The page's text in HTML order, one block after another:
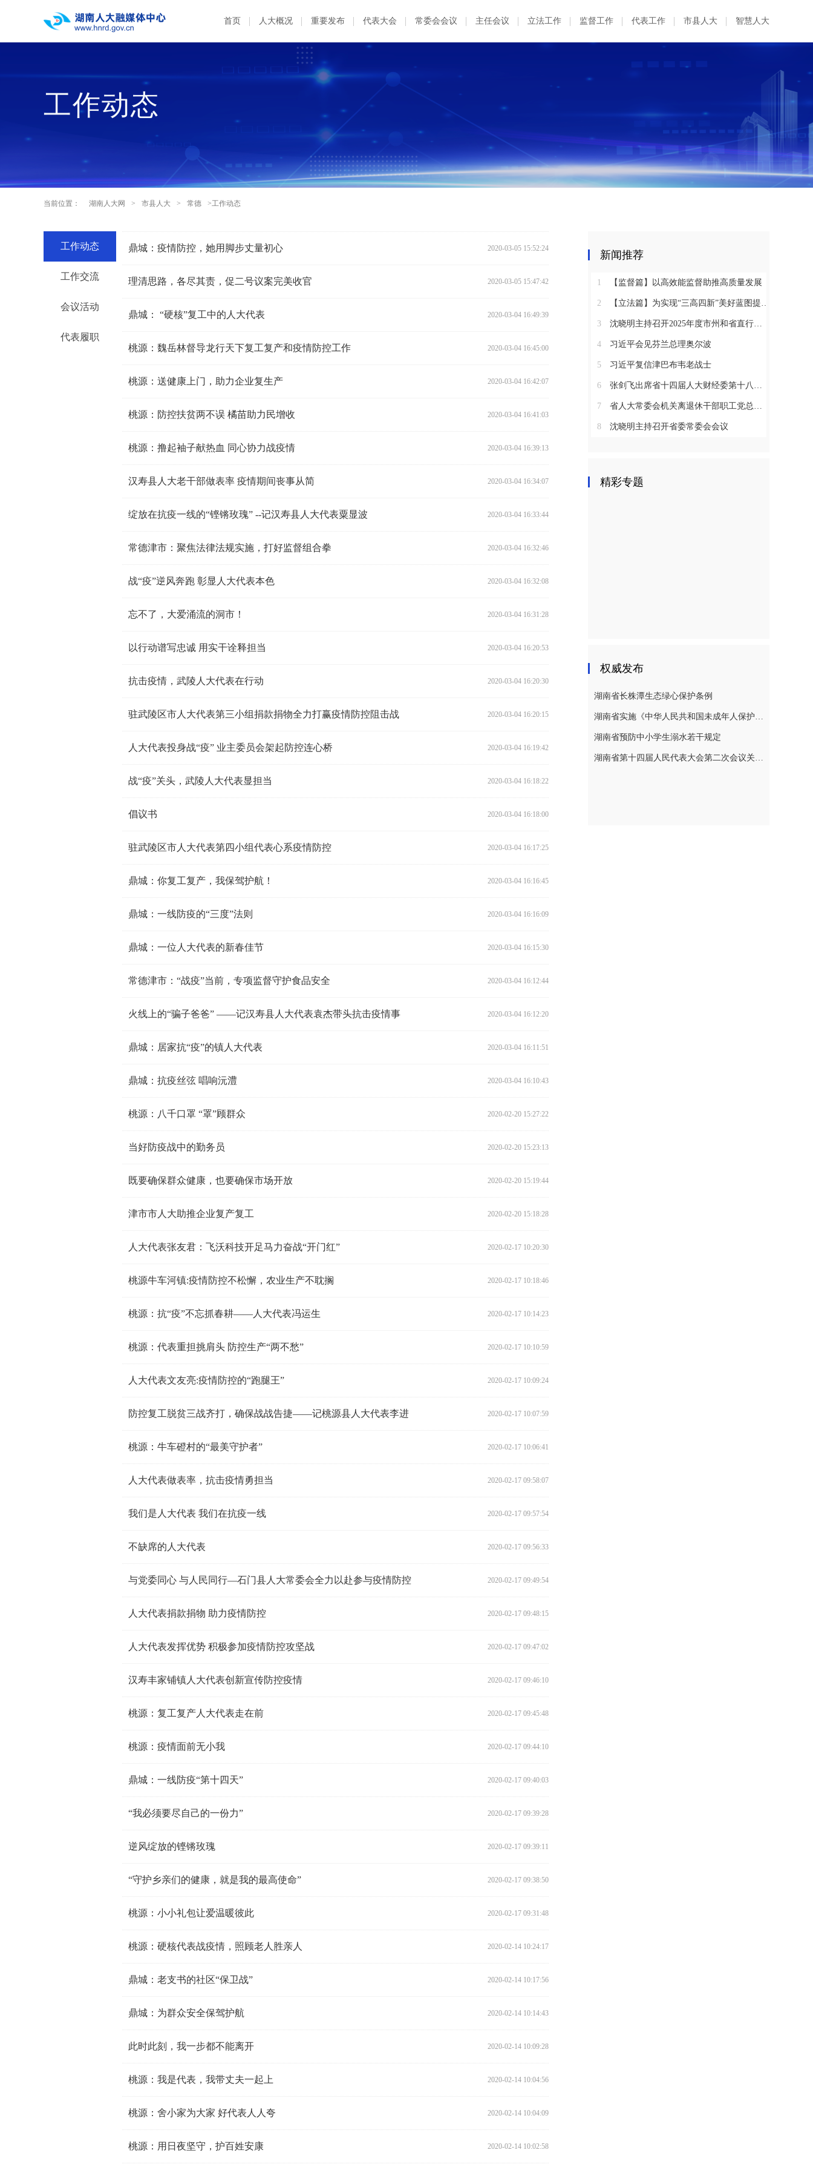
首页 人大概况 重要发布 代表大会 常委会会议 主任会议 立法工作 监督工作 代表工作 市县人大 智慧人大
工作动态
当前位置： 湖南人大网 > 市县人大 > 常德 >工作动态
工作动态
工作交流
会议活动
代表履职
鼎城：疫情防控，她用脚步丈量初心 2020-03-05 15:52:24
理清思路，各尽其责，促二号议案完美收官 2020-03-05 15:47:42
鼎城： “硬核”复工中的人大代表 2020-03-04 16:49:39
桃源：魏岳林督导龙行天下复工复产和疫情防控工作 2020-03-04 16:45:00
桃源：送健康上门，助力企业复生产 2020-03-04 16:42:07
桃源：防控扶贫两不误 橘苗助力民增收 2020-03-04 16:41:03
桃源：撸起袖子献热血 同心协力战疫情 2020-03-04 16:39:13
汉寿县人大老干部做表率 疫情期间丧事从简 2020-03-04 16:34:07
绽放在抗疫一线的“铿锵玫瑰” --记汉寿县人大代表粟显波 2020-03-04 16:33:44
常德津市：聚焦法律法规实施，打好监督组合拳 2020-03-04 16:32:46
战“疫”逆风奔跑 彰显人大代表本色 2020-03-04 16:32:08
忘不了，大爱涌流的洞市！ 2020-03-04 16:31:28
以行动谱写忠诚 用实干诠释担当 2020-03-04 16:20:53
抗击疫情，武陵人大代表在行动 2020-03-04 16:20:30
驻武陵区市人大代表第三小组捐款捐物全力打赢疫情防控阻击战 2020-03-04 16:20:15
人大代表投身战“疫” 业主委员会架起防控连心桥 2020-03-04 16:19:42
战“疫”关头，武陵人大代表显担当 2020-03-04 16:18:22
倡议书 2020-03-04 16:18:00
驻武陵区市人大代表第四小组代表心系疫情防控 2020-03-04 16:17:25
鼎城：你复工复产，我保驾护航！ 2020-03-04 16:16:45
鼎城：一线防疫的“三度”法则 2020-03-04 16:16:09
鼎城：一位人大代表的新春佳节 2020-03-04 16:15:30
常德津市：“战疫”当前，专项监督守护食品安全 2020-03-04 16:12:44
火线上的“骗子爸爸” ——记汉寿县人大代表袁杰带头抗击疫情事 2020-03-04 16:12:20
鼎城：居家抗“疫”的镇人大代表 2020-03-04 16:11:51
鼎城：抗疫丝弦 唱响沅澧 2020-03-04 16:10:43
桃源：八千口罩 “罩”顾群众 2020-02-20 15:27:22
当好防疫战中的勤务员 2020-02-20 15:23:13
既要确保群众健康，也要确保市场开放 2020-02-20 15:19:44
津市市人大助推企业复产复工 2020-02-20 15:18:28
人大代表张友君：飞沃科技开足马力奋战“开门红” 2020-02-17 10:20:30
桃源牛车河镇:疫情防控不松懈，农业生产不耽搁 2020-02-17 10:18:46
桃源：抗“疫”不忘抓春耕——人大代表冯运生 2020-02-17 10:14:23
桃源：代表重担挑肩头 防控生产“两不愁” 2020-02-17 10:10:59
人大代表文友亮:疫情防控的“跑腿王” 2020-02-17 10:09:24
防控复工脱贫三战齐打，确保战战告捷——记桃源县人大代表李进 2020-02-17 10:07:59
桃源：牛车磴村的“最美守护者” 2020-02-17 10:06:41
人大代表做表率，抗击疫情勇担当 2020-02-17 09:58:07
我们是人大代表 我们在抗疫一线 2020-02-17 09:57:54
不缺席的人大代表 2020-02-17 09:56:33
与党委同心 与人民同行—石门县人大常委会全力以赴参与疫情防控 2020-02-17 09:49:54
人大代表捐款捐物 助力疫情防控 2020-02-17 09:48:15
人大代表发挥优势 积极参加疫情防控攻坚战 2020-02-17 09:47:02
汉寿丰家铺镇人大代表创新宣传防控疫情 2020-02-17 09:46:10
桃源：复工复产人大代表走在前 2020-02-17 09:45:48
桃源：疫情面前无小我 2020-02-17 09:44:10
鼎城：一线防疫“第十四天” 2020-02-17 09:40:03
“我必须要尽自己的一份力” 2020-02-17 09:39:28
逆风绽放的铿锵玫瑰 2020-02-17 09:39:11
“守护乡亲们的健康，就是我的最高使命” 2020-02-17 09:38:50
桃源：小小礼包让爱温暖彼此 2020-02-17 09:31:48
桃源：硬核代表战疫情，照顾老人胜亲人 2020-02-14 10:24:17
鼎城：老支书的社区“保卫战” 2020-02-14 10:17:56
鼎城：为群众安全保驾护航 2020-02-14 10:14:43
此时此刻，我一步都不能离开 2020-02-14 10:09:28
桃源：我是代表，我带丈夫一起上 2020-02-14 10:04:56
桃源：舍小家为大家 好代表人人夸 2020-02-14 10:04:09
桃源：用日夜坚守，护百姓安康 2020-02-14 10:02:58
新闻推荐
1 【监督篇】以高效能监督助推高质量发展
2 【立法篇】为实现“三高四新”美好蓝图提供坚实法治保障
3 沈晓明主持召开2025年度市州和省直行业系统党（工）委书记抓基层党建工作述职评议会议
4 习近平会见芬兰总理奥尔波
5 习近平复信津巴布韦老战士
6 张剑飞出席省十四届人大财经委第十八次全体会议
7 省人大常委会机关离退休干部职工党总支召开2025年度总结表彰大会
8 沈晓明主持召开省委常委会会议
精彩专题
权威发布
湖南省长株潭生态绿心保护条例
湖南省实施《中华人民共和国未成年人保护法》若干规定
湖南省预防中小学生溺水若干规定
湖南省第十四届人民代表大会第二次会议关于湖南省人民代表大会常务委员会工作报告的决议